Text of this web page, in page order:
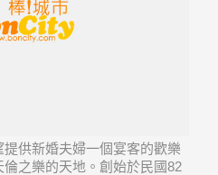
供新婚夫婦一個宴客的歡樂
之樂的天地。創始於民國82